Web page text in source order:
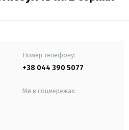
Номер телефону:
+38 044 390 5077
Ми в соцмережах: